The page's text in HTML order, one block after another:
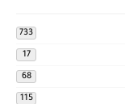
733
17
68
115